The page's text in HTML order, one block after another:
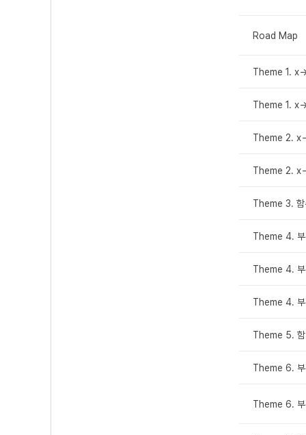
Road Map
Theme 1.
Theme 1.
Theme 2.
Theme 2.
Theme 3. 함
Theme 4. 부
Theme 4. 부
Theme 4. 부
Theme 5. 함
Theme 6. 부
Theme 6. 부